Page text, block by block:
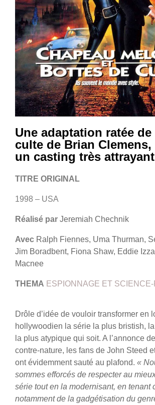
Une adaptation ratée
culte de Brian Clemens,
un casting très attrayant
TITRE ORIGINAL
1998 – USA
Réalisé par Jeremiah Chechnik
Avec Ralph Fiennes, Uma Thurman,
Jim Boradbent, Fiona Shaw, Eddie
Macnee
THEMA ESPIONNAGE ET SCIENCE-
Drôle d’idée de vouloir transformer en
hollywoodien la série la plus bristish,
la plus atypique qui soit. A l’annonce
contre-nature, les fans de John Steed
ont évidemment sauté au plafond. «
sommes efforcés de respecter au
série tout en la modernisant, en tenant
notamment de la gadgétisation du